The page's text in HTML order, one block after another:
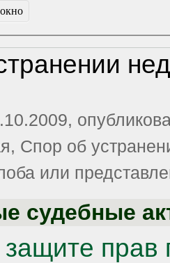
Спор об
или
судебные
прав